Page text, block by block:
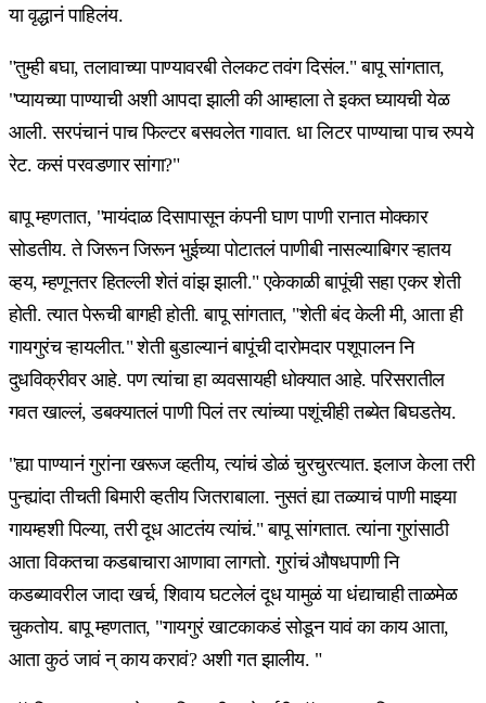
या वृद्धानं पाहिलंय.
"तुम्ही बघा, तलावाच्या पाण्यावरबी तेलकट तवंग दिसंल." बापू सांगतात,
"प्यायच्या पाण्याची अशी आपदा झाली की आम्हाला ते इकत घ्यायची येळ
आली. सरपंचानं पाच फिल्टर बसवलेत गावात. धा लिटर पाण्याचा पाच रुपये
रेट. कसं परवडणार सांगा?"
बापू म्हणतात, "मायंदाळ दिसापासून कंपनी घाण पाणी रानात मोक्कार
सोडतीय. ते जिरून जिरून भुईच्या पोटातलं पाणीबी नासल्याबिगर ऱ्हातय
व्हय, म्हणूनतर हितल्ली शेतं वांझ झाली." एकेकाळी बापूंची सहा एकर शेती
होती. त्यात पेरूची बागही होती. बापू सांगतात, "शेती बंद केली मी, आता ही
गायगुरंच ऱ्हायलीत." शेती बुडाल्यानं बापूंची दारोमदार पशूपालन नि
दुधविक्रीवर आहे. पण त्यांचा हा व्यवसायही धोक्यात आहे. परिसरातील
गवत खाल्लं, डबक्यातलं पाणी पिलं तर त्यांच्या पशूंचीही तब्येत बिघडतेय.
"ह्या पाण्यानं गुरांना खरूज व्हतीय, त्यांचं डोळं चुरचुरत्यात. इलाज केला तरी
पुन्ह्यांदा तीचती बिमारी व्हतीय जितराबाला. नुसतं ह्या तळ्याचं पाणी माझ्या
गायम्हशी पिल्या, तरी दूध आटतंय त्यांचं." बापू सांगतात. त्यांना गुरांसाठी
आता विकतचा कडबाचारा आणावा लागतो. गुरांचं औषधपाणी नि
कडब्यावरील जादा खर्च, शिवाय घटलेलं दूध यामुळं या धंद्याचाही ताळमेळ
चुकतोय. बापू म्हणतात, "गायगुरं खाटकाकडं सोडून यावं का काय आता,
आता कुठं जावं न् काय करावं? अशी गत झालीय. "